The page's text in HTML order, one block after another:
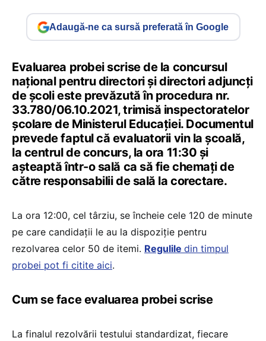
Adaugă-ne ca sursă preferată în Google
Evaluarea probei scrise de la concursul
național pentru directori și directori adjuncți
de școli este prevăzută în procedura nr.
33.780/06.10.2021, trimisă inspectoratelor
școlare de Ministerul Educației. Documentul
prevede faptul că evaluatorii vin la școală,
la centrul de concurs, la ora 11:30 și
așteaptă într-o sală ca să fie chemați de
către responsabilii de sală la corectare.
La ora 12:00, cel târziu, se încheie cele 120 de minute
pe care candidații le au la dispoziție pentru
rezolvarea celor 50 de itemi. Regulile din timpul
probei pot fi citite aici.
Cum se face evaluarea probei scrise
La finalul rezolvării testului standardizat, fiecare